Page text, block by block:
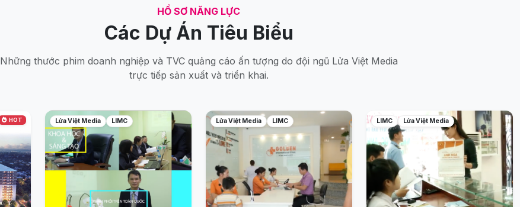
HỒ SƠ NĂNG LỰC
Các Dự Án Tiêu Biểu
Những thước phim doanh nghiệp và TVC quảng cáo ấn tượng do đội ngũ Lửa Việt Media
trực tiếp sản xuất và triển khai.
HOT Lửa Việt Media LIMC Lửa Việt Media LIMC LIMC Lửa Việt Media